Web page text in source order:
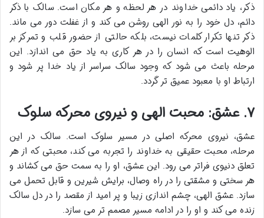
ذکر، یاد دائمی خداوند در هر لحظه و هر مکان است. سالک با ذکر
دائم، دل خود را به نور الهی روشن می کند و از غفلت دور می ماند.
ذکر تنها تکرار کلمات نیست، بلکه حالتی از حضور قلب و تمرکز بر
الوهیت است که انسان را در هر کاری به یاد حق می اندازد. این
مرحله باعث می شود که وجود سالک سراسر از یاد خدا پر شود و
ارتباط او با معبود عمیق تر گردد.
۷. عشق: محبت الهی و نیروی محرکه سلوک
عشق، نیروی محرکه اصلی در مسیر سلوک است. سالک در این
مرحله، محبت حقیقی به خداوند را تجربه می کند، محبتی که از هر
تعلق دنیوی فراتر می رود. این عشق، او را به سمت حق می کشاند و
هر سختی و مشقتی را در راه وصال، برایش شیرین و قابل تحمل می
سازد. عشق الهی، چشم اندازی زیبا و پر امید از مقصد را در دل سالک
زنده می کند و او را در ادامه مسیر مصمم تر می سازد.